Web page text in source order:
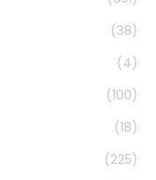
(38)
(4)
(100)
(18)
(225)